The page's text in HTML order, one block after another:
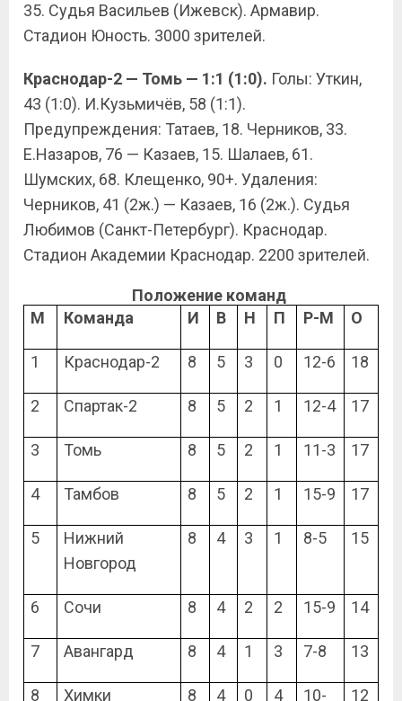
35. Судья Васильев (Ижевск). Армавир.
Стадион Юность. 3000 зрителей.
Краснодар-2 — Томь — 1:1 (1:0). Голы: Уткин,
43 (1:0). И.Кузьмичёв, 58 (1:1).
Предупреждения: Татаев, 18. Черников, 33.
Е.Назаров, 76 — Казаев, 15. Шалаев, 61.
Шумских, 68. Клещенко, 90+. Удаления:
Черников, 41 (2ж.) — Казаев, 16 (2ж.). Судья
Любимов (Санкт-Петербург). Краснодар.
Стадион Академии Краснодар. 2200 зрителей.
Положение команд
М
Команда И В Н П Р-М О
1 Краснодар-2 8 5 3 0 12-6 18
2 Спартак-2 8 5 2 1 12-4 17
3 Томь 8 5 2 1 11-3 17
4 Тамбов 8 5 2 1 15-9 17
5
Нижний
Новгород
8 4 3 1 8-5 15
6 Сочи 8 4 2 2 15-9 14
7 Авангард 8 4 1 3 7-8 13
8 Химки 8 4 0 4
10-
12